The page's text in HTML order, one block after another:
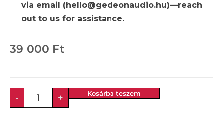
via email (hello@gedeonaudio.hu)—reach
out to us for assistance.
39 000 Ft
- + Kosárba teszem